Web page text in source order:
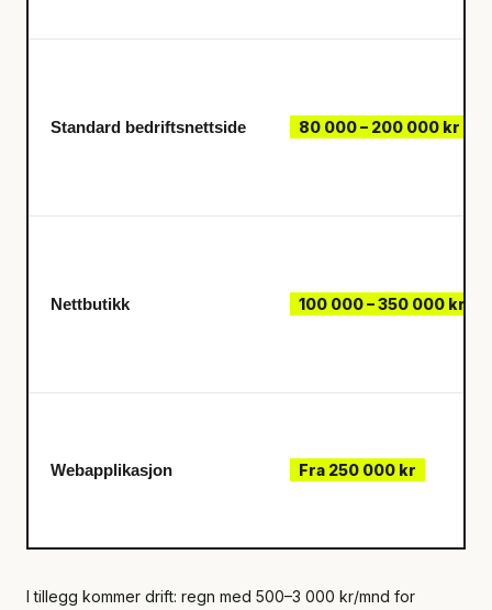
Standard bedriftsnettside 80 000 – 200 000 kr
Nettbutikk 100 000 – 350 000 kr
Webapplikasjon Fra 250 000 kr
I tillegg kommer drift: regn med 500–3 000 kr/mnd for